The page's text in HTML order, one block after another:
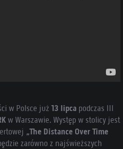
w Polsce już 13 lipca podczas III
w Warszawie. Występ w stolicy jest
„The Distance Over Time
zarówno z najświeższych